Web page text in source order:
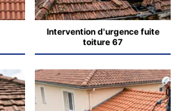
Intervention d'urgence fuite
toiture 67